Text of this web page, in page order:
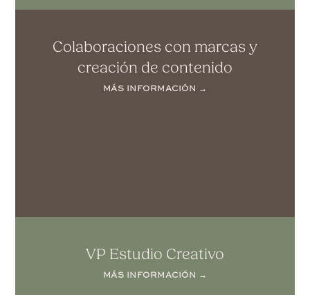
Colaboraciones con marcas y
creación de contenido
MÁS INFORMACIÓN →
VP Estudio Creativo
MÁS INFORMACIÓN →